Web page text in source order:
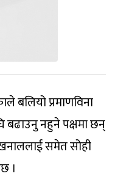
बलियो प्रमाणविना
बढाउनु नहुने पक्षमा छन्
खनाललाई समेत सोही
।